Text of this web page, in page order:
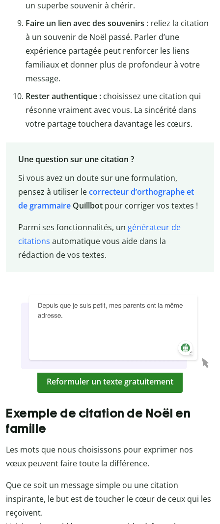
un superbe souvenir à chérir.
Faire un lien avec des souvenirs : reliez la citation
à un souvenir de Noël passé. Parler d’une
expérience partagée peut renforcer les liens
familiaux et donner plus de profondeur à votre
message.
Rester authentique : choisissez une citation qui
résonne vraiment avec vous. La sincérité dans
votre partage touchera davantage les cœurs.
Une question sur une citation ?
Si vous avez un doute sur une formulation,
pensez à utiliser lecorrecteur d’orthographe et
de grammaireQuillbotpour corriger vos textes !
Parmi ses fonctionnalités, un générateur de
citations automatique vous aide dans la
rédaction de vos textes.
Reformuler un texte gratuitement
Exemple de citation de Noël en
famille
Les mots que nous choisissons pour exprimer nos
vœux peuvent faire toute la différence.
Que ce soit un message simple ou une citation
inspirante, le but est de toucher le cœur de ceux qui les
reçoivent.